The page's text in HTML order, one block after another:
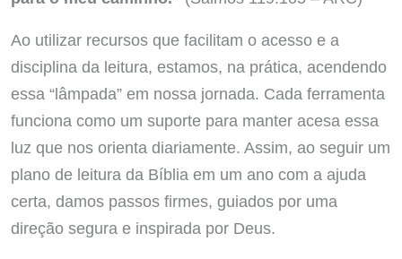
Ao utilizar recursos que facilitam o acesso e a
disciplina da leitura, estamos, na prática, acendendo
essa “lâmpada” em nossa jornada. Cada ferramenta
funciona como um suporte para manter acesa essa
luz que nos orienta diariamente. Assim, ao seguir um
plano de leitura da Bíblia em um ano com a ajuda
certa, damos passos firmes, guiados por uma
direção segura e inspirada por Deus.